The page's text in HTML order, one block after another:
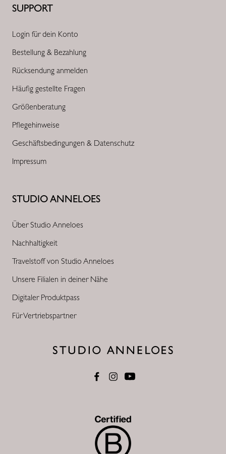
STUDIO ANNELOES
Über Studio Anneloes
Nachhaltigkeit
Travelstoff von Studio Anneloes
Unsere Filialen in deiner Nähe
Digitaler Produktpass
Für Vertriebspartner
SUPPORT
Login für dein Konto
Bestellung & Bezahlung
Rücksendung anmelden
Häufig gestellte Fragen
Größenberatung
Pflegehinweise
Geschäftsbedingungen & Datenschutz
Impressum